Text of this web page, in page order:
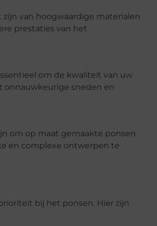
van hoogwaardige materialen
prestaties van het
om de kwaliteit van uw
onnauwkeurige sneden en
om op maat gemaakte ponsen
en complexe ontwerpen te
bij het ponsen. Hier zijn